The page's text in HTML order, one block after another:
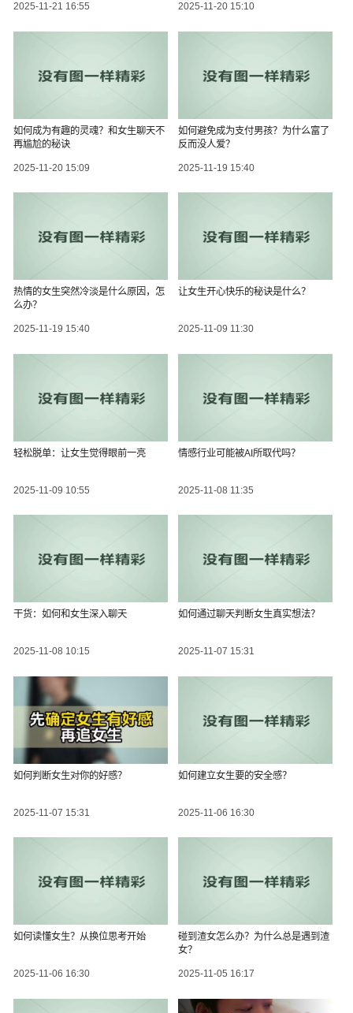
2025-11-21 16:55 2025-11-20 15:10
如何成为有趣的灵魂？和女生聊天不
再尴尬的秘诀
2025-11-20 15:09
如何避免成为支付男孩？为什么富了
反而没人爱？
2025-11-19 15:40
热情的女生突然冷淡是什么原因，怎
么办？
2025-11-19 15:40
让女生开心快乐的秘诀是什么？
2025-11-09 11:30
轻松脱单：让女生觉得眼前一亮
2025-11-09 10:55
情感行业可能被AI所取代吗？
2025-11-08 11:35
干货：如何和女生深入聊天
2025-11-08 10:15
如何通过聊天判断女生真实想法？
2025-11-07 15:31
如何判断女生对你的好感？
2025-11-07 15:31
如何建立女生要的安全感？
2025-11-06 16:30
如何读懂女生？从换位思考开始
2025-11-06 16:30
碰到渣女怎么办？为什么总是遇到渣
女？
2025-11-05 16:17